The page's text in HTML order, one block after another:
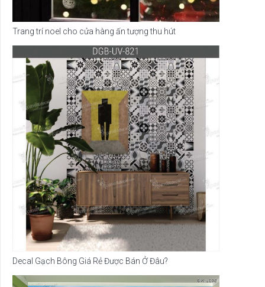
Trang trí noel cho cửa hàng ấn tượng thu hút
Decal Gạch Bông Giá Rẻ Được Bán Ở Đâu?